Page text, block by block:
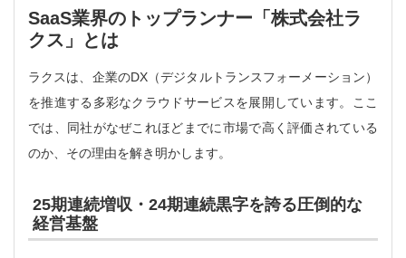
SaaS業界のトップランナー「株式会社ラ
クス」とは
ラクスは、企業のDX（デジタルトランスフォーメーション）
を推進する多彩なクラウドサービスを展開しています。ここ
では、同社がなぜこれほどまでに市場で高く評価されている
のか、その理由を解き明かします。
25期連続増収・24期連続黒字を誇る圧倒的な
経営基盤